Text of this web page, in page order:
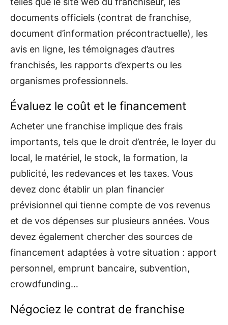
documents officiels (contrat de franchise,
document d’information précontractuelle), les
avis en ligne, les témoignages d’autres
franchisés, les rapports d’experts ou les
organismes professionnels.
Évaluez le coût et le financement
Acheter une franchise implique des frais
importants, tels que le droit d’entrée, le loyer du
local, le matériel, le stock, la formation, la
publicité, les redevances et les taxes. Vous
devez donc établir un plan financier
prévisionnel qui tienne compte de vos revenus
et de vos dépenses sur plusieurs années. Vous
devez également chercher des sources de
financement adaptées à votre situation : apport
personnel, emprunt bancaire, subvention,
crowdfunding…
Négociez le contrat de franchise